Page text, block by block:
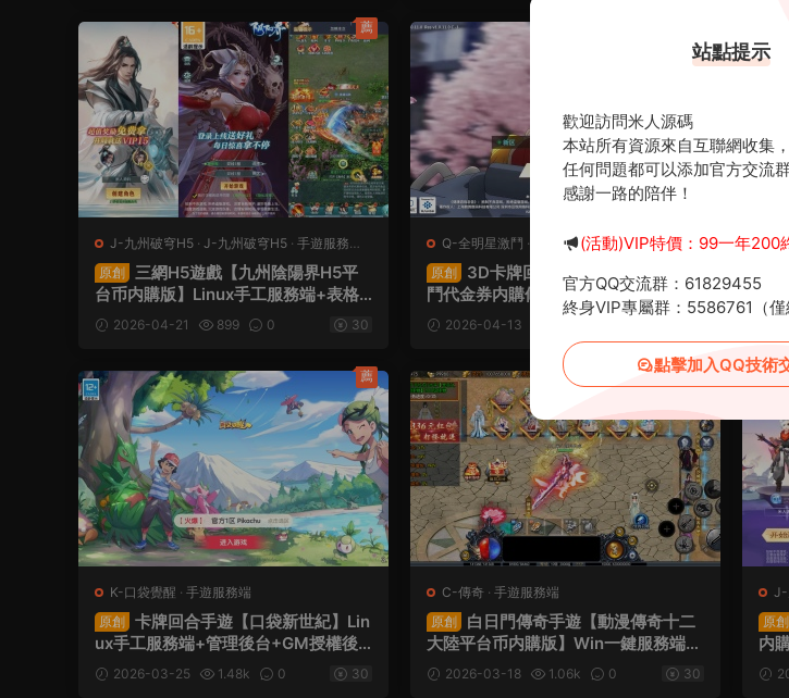
J-九州破穹H5 · J-九州破穹H5 · 手遊服務端
頁遊服務端
原創
三網H5遊戲【九州陰陽界H5平
台币内購版】Linux手工服務端+表格
轉表工具+管理後台+GM授權加币後台
+簡易安卓客戶端+視頻架設教程
2026-04-21 899 0 30
薦
Q-全明星激鬥 ·
手遊服務端
原創
3D卡牌回合手遊【SNK全明星激
鬥代金券内購修複第二版】Linux手工
服務端+安卓蘋果雙端+管理後台+CD
K授權後台+視頻架設教程
2026-04-13
J-
斬
+
K-口袋覺醒 · 手遊服務端
原創
卡牌回合手遊【口袋新世紀】Lin
ux手工服務端+管理後台+GM授權後
台+安卓蘋果雙端+源碼+視頻架設教程
2026-03-25 1.48k 0 30
薦
C-傳奇 · 手遊服務端
原創
白日門傳奇手遊【動漫傳奇十二
大陸平台币内購版】Win一鍵服務端
+多區跨服+安卓蘋果雙端+管理後台+
GM授權後台+中控後台+内購币後台
2026-03-18 1.06k 0 30
薦
J-
務
原創
内
後
+視
站點提示
歡迎訪問米人源碼
本站所有資源來自互聯網收集
任何問題都可以添加官方交流
感謝一路的陪伴！
(活動)VIP特價：99一年200
官方QQ交流群：61829455
終身VIP專屬群：5586761（僅
點擊加入QQ技術